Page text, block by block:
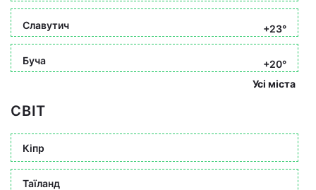
Славутич +23°
Буча
+20°
Усі міста
СВІТ
Кіпр
Таїланд